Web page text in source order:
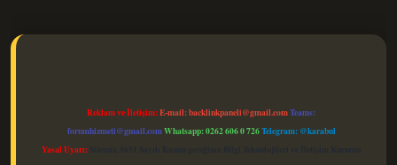
Reklam ve İletişim:E-mail:backlinkpaneli@gmail.comTeams:
forumhizmeti@gmail.comWhatsapp: 0262 606 0 726Telegram: @karabul
Yasal Uyarı: